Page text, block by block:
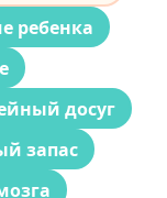
ребенка
досуг
запас